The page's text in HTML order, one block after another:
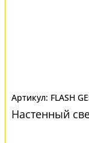
FLASH
Настенный